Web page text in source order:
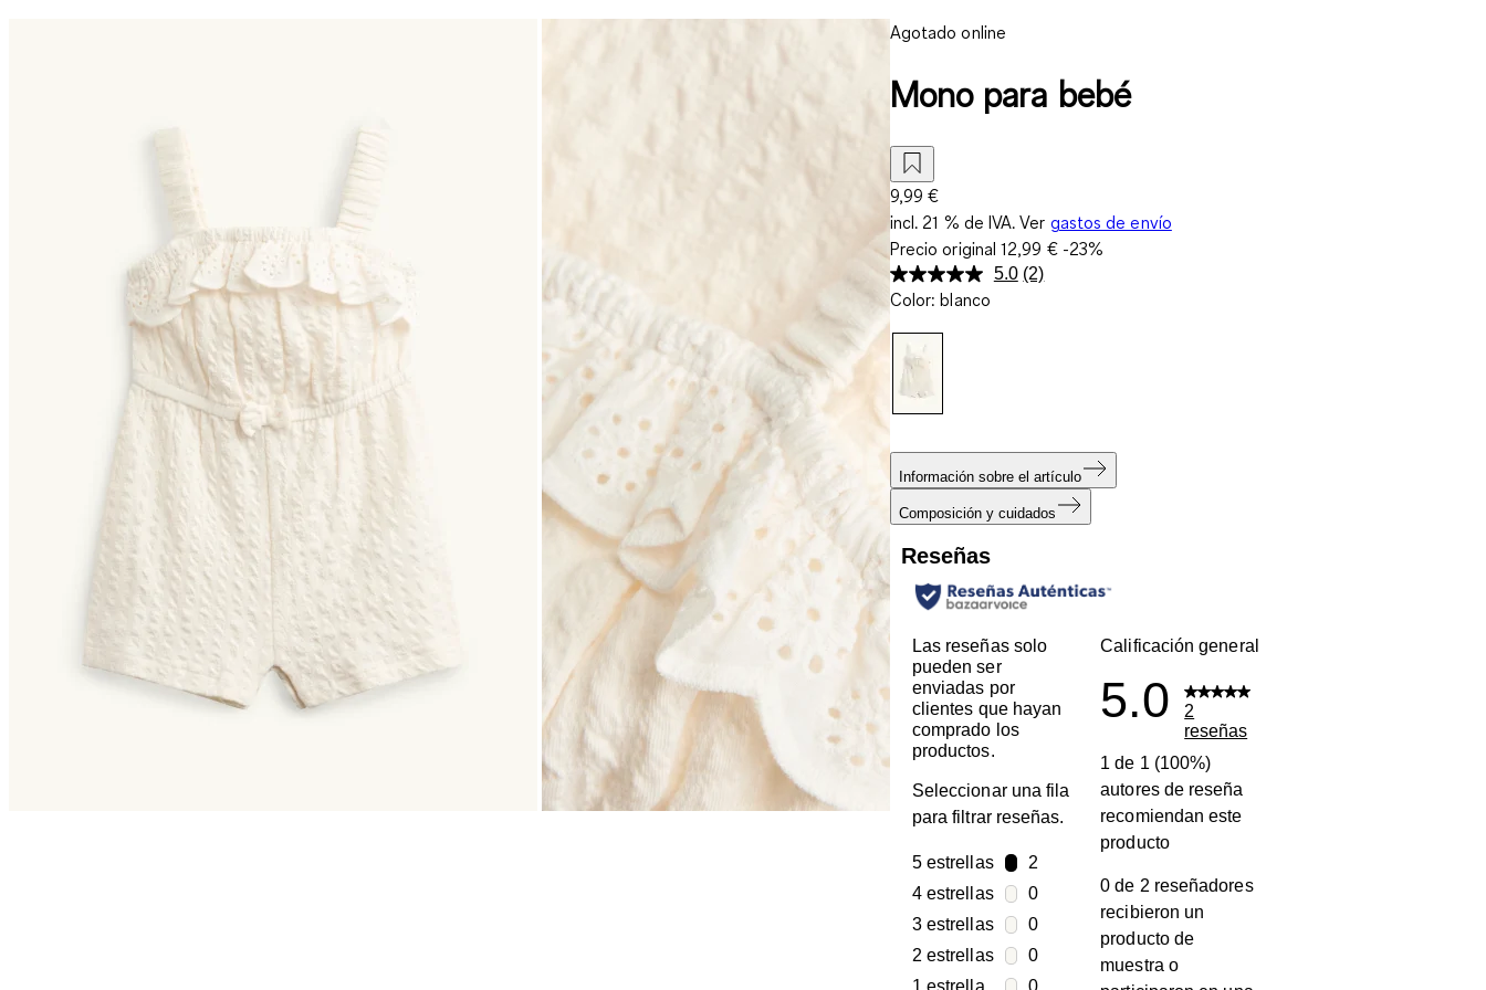
Agotado online
Mono para bebé
9,99 €
incl. 21 % de IVA. Ver gastos de envío
Precio original12,99 €-23%
5.0 Lea
(2)
Color: blanco
Información sobre el artículo
Composición y cuidados
Reseñas
Las reseñas solo
pueden ser
enviadas por
clientes que hayan
comprado los
productos.
Seleccionar una fila
para filtrar reseñas.
5 estrellasestrellas
2
2 reseñas con 5 estrellas.
4 estrellasestrellas
0
0 reseñas con 4 estrellas.
3 estrellasestrellas
0
0 reseñas con 3 estrellas.
2 estrellasestrellas
0
0 reseñas con 2 estrellas.
Calificación general
5.0
2
reseñas
1 de 1 (100%)
autores de reseña
recomiendan este
producto
0 de 2 reseñadores
recibieron un
producto de
muestra o